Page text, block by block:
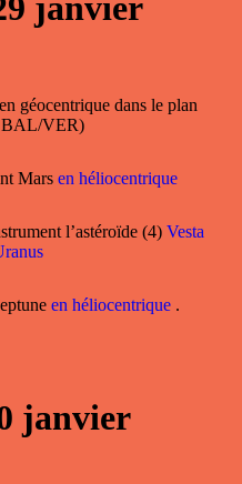
janvier
géocentrique dans le plan
BAL/VER)
Mars en héliocentrique
l’astéroïde (4) Vesta
en héliocentrique .
janvier